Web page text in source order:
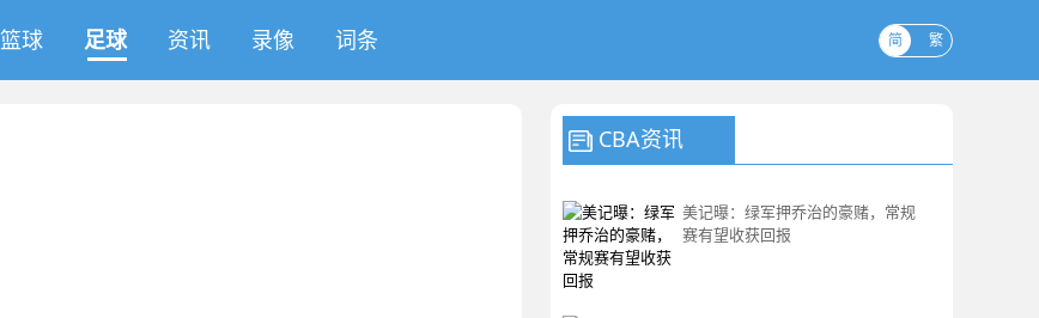
篮球 足球 资讯 录像 词条 简 繁
CBA资讯
美记曝：绿军押乔治的豪赌，常规
赛有望收获回报